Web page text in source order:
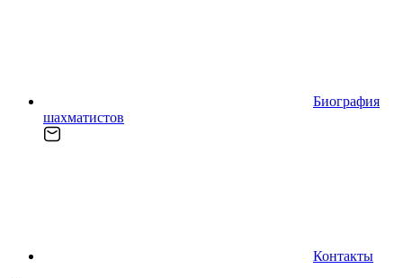
Биография
шахматистов
Контакты